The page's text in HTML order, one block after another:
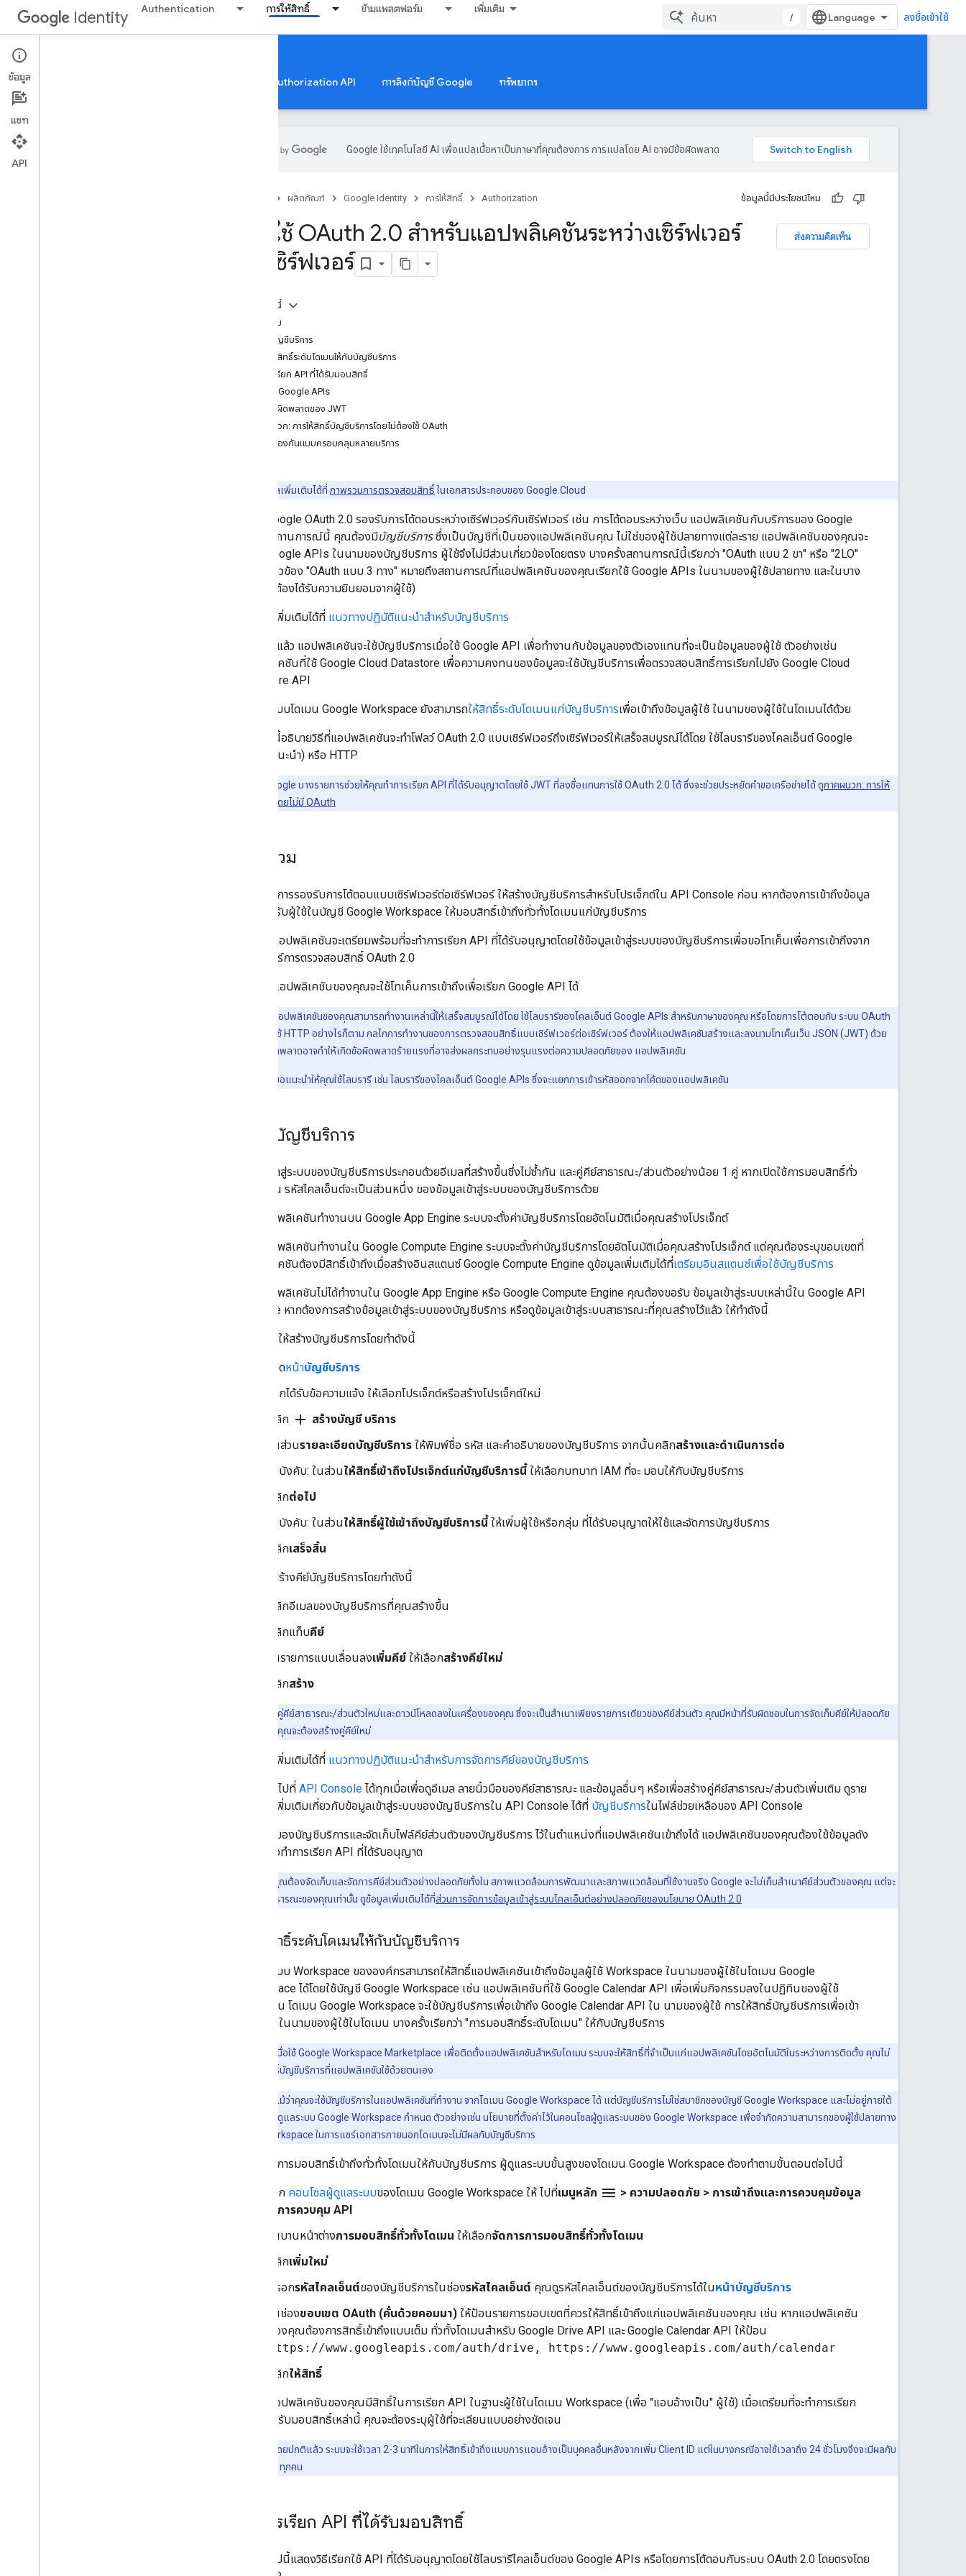
Identity Authentication การให้สิทธิ์ ข้ามแพลตฟอร์ม เพิ่มเติม
/ ลงชื่อเข้าใช้
Authorization
การให้สิทธิ์บัญชี Google การยืนยันแอปเพื่อใช้ Google Authorization API การลิงก์บัญชี Google ทรัพยากร
Google ใช้เทคโนโลยี AI เพื่อแปลเนื้อหาเป็นภาษาที่คุณต้องการ การแปลโดย AI อาจมีข้อผิดพลาด
ผลิตภัณฑ์ Google Identity การให้สิทธิ์ Authorization ข้อมูลนี้มีประโยชน์ไหม
ส่งความคิดเห็น
การใช้ OAuth 2.0 สำหรับแอปพลิเคชันระหว่างเซิร์ฟเวอร์
กับเซิร์ฟเวอร์
ในหน้านี้
ภาพรวม
สร้างบัญชีบริการ
มอบสิทธิ์ระดับโดเมนให้กับบัญชีบริการ
ทำการเรียก API ที่ได้รับมอบสิทธิ์
เรียกใช้ Google APIs
รหัสข้อผิดพลาดของ JWT
ภาคผนวก: การให้สิทธิ์บัญชีบริการโดยไม่ต้องใช้ OAuth
ใช้การป้องกันแบบครอบคลุมหลายบริการ
ดูข้อมูลเพิ่มเติมได้ที่ ภาพรวมการตรวจสอบสิทธิ์ ในเอกสารประกอบของ Google Cloud
ระบบ Google OAuth 2.0 รองรับการโต้ตอบระหว่างเซิร์ฟเวอร์กับเซิร์ฟเวอร์ เช่น การโต้ตอบระหว่างเว็บ แอปพลิเคชันกับบริการของ Google
สำหรับสถานการณ์นี้ คุณต้องมีบัญชีบริการซึ่งเป็นบัญชีที่เป็นของแอปพลิเคชันคุณ ไม่ใช่ของผู้ใช้ปลายทางแต่ละราย แอปพลิเคชันของคุณจะ
เรียก Google APIs ในนามของบัญชีบริการ ผู้ใช้จึงไม่มีส่วนเกี่ยวข้องโดยตรง บางครั้งสถานการณ์นี้เรียกว่า "OAuth แบบ 2 ขา" หรือ "2LO"
(คำที่เกี่ยวข้อง "OAuth แบบ 3 ทาง" หมายถึงสถานการณ์ที่แอปพลิเคชันของคุณเรียกใช้ Google APIs ในนามของผู้ใช้ปลายทาง และในบาง
ครั้งอาจต้องได้รับความยินยอมจากผู้ใช้)
ดูข้อมูลเพิ่มเติมได้ที่ แนวทางปฏิบัติแนะนำสำหรับบัญชีบริการ
โดยปกติแล้ว แอปพลิเคชันจะใช้บัญชีบริการเมื่อใช้ Google API เพื่อทำงานกับข้อมูลของตัวเองแทนที่จะเป็นข้อมูลของผู้ใช้ ตัวอย่างเช่น
แอปพลิเคชันที่ใช้ Google Cloud Datastore เพื่อความคงทนของข้อมูลจะใช้บัญชีบริการเพื่อตรวจสอบสิทธิ์การเรียกไปยัง Google Cloud
Datastore API
ผู้ดูแลระบบโดเมน Google Workspace ยังสามารถให้สิทธิ์ระดับโดเมนแก่บัญชีบริการเพื่อเข้าถึงข้อมูลผู้ใช้ ในนามของผู้ใช้ในโดเมนได้ด้วย
เอกสารนี้อธิบายวิธีที่แอปพลิเคชันจะทำโฟลว์ OAuth 2.0 แบบเซิร์ฟเวอร์ถึงเซิร์ฟเวอร์ให้เสร็จสมบูรณ์ได้โดย ใช้ไลบรารีของไคลเอ็นต์ Google
APIs (แนะนํา) หรือ HTTP
API ของ Google บางรายการช่วยให้คุณทำการเรียก API ที่ได้รับอนุญาตโดยใช้ JWT ที่ลงชื่อแทนการใช้ OAuth 2.0 ได้ ซึ่งจะช่วยประหยัดคำขอเครือข่ายได้ ดูภาคผนวก: การให้
สิทธิ์บัญชีบริการโดยไม่มี OAuth
ภาพรวม
หากต้องการรองรับการโต้ตอบแบบเซิร์ฟเวอร์ต่อเซิร์ฟเวอร์ ให้สร้างบัญชีบริการสำหรับโปรเจ็กต์ใน API Console ก่อน หากต้องการเข้าถึงข้อมูล
ผู้ใช้สำหรับผู้ใช้ในบัญชี Google Workspace ให้มอบสิทธิ์เข้าถึงทั่วทั้งโดเมนแก่บัญชีบริการ
จากนั้นแอปพลิเคชันจะเตรียมพร้อมที่จะทำการเรียก API ที่ได้รับอนุญาตโดยใช้ข้อมูลเข้าสู่ระบบของบัญชีบริการเพื่อขอโทเค็นเพื่อการเข้าถึงจาก
เซิร์ฟเวอร์การตรวจสอบสิทธิ์ OAuth 2.0
สุดท้าย แอปพลิเคชันของคุณจะใช้โทเค็นการเข้าถึงเพื่อเรียก Google API ได้
แอปพลิเคชันของคุณสามารถทำงานเหล่านี้ให้เสร็จสมบูรณ์ได้โดย ใช้ไลบรารีของไคลเอ็นต์ Google APIs สำหรับภาษาของคุณ หรือโดยการโต้ตอบกับ ระบบ OAuth
2.0 โดยตรงโดยใช้ HTTP อย่างไรก็ตาม กลไกการทำงานของการตรวจสอบสิทธิ์แบบเซิร์ฟเวอร์ต่อเซิร์ฟเวอร์ ต้องให้แอปพลิเคชันสร้างและลงนามโทเค็นเว็บ JSON (JWT) ด้วย
การเข้ารหัส ข้อผิดพลาดอาจทำให้เกิดข้อผิดพลาดร้ายแรงที่อาจส่งผลกระทบอย่างรุนแรงต่อความปลอดภัยของ แอปพลิเคชัน
ด้วยเหตุนี้ เราจึงขอแนะนำให้คุณใช้ไลบรารี เช่น ไลบรารีของไคลเอ็นต์ Google APIs ซึ่งจะแยกการเข้ารหัสออกจากโค้ดของแอปพลิเคชัน
สร้างบัญชีบริการ
ข้อมูลเข้าสู่ระบบของบัญชีบริการประกอบด้วยอีเมลที่สร้างขึ้นซึ่งไม่ซ้ำกัน และคู่คีย์สาธารณะ/ส่วนตัวอย่างน้อย 1 คู่ หากเปิดใช้การมอบสิทธิ์ทั่ว
ทั้งโดเมน รหัสไคลเอ็นต์จะเป็นส่วนหนึ่ง ของข้อมูลเข้าสู่ระบบของบัญชีบริการด้วย
หากแอปพลิเคชันทำงานบน Google App Engine ระบบจะตั้งค่าบัญชีบริการโดยอัตโนมัติเมื่อคุณสร้างโปรเจ็กต์
หากแอปพลิเคชันทำงานใน Google Compute Engine ระบบจะตั้งค่าบัญชีบริการโดยอัตโนมัติเมื่อคุณสร้างโปรเจ็กต์ แต่คุณต้องระบุขอบเขตที่
แอปพลิเคชันต้องมีสิทธิ์เข้าถึงเมื่อสร้างอินสแตนซ์ Google Compute Engine ดูข้อมูลเพิ่มเติมได้ที่เตรียมอินสแตนซ์เพื่อใช้บัญชีบริการ
หากแอปพลิเคชันไม่ได้ทำงานใน Google App Engine หรือ Google Compute Engine คุณต้องขอรับ ข้อมูลเข้าสู่ระบบเหล่านี้ใน Google API
Console หากต้องการสร้างข้อมูลเข้าสู่ระบบของบัญชีบริการ หรือดูข้อมูลเข้าสู่ระบบสาธารณะที่คุณสร้างไว้แล้ว ให้ทำดังนี้
ก่อนอื่น ให้สร้างบัญชีบริการโดยทำดังนี้
เปิดหน้าบัญชีบริการ
หากได้รับข้อความแจ้ง ให้เลือกโปรเจ็กต์หรือสร้างโปรเจ็กต์ใหม่
คลิก add สร้างบัญชี บริการ
ในส่วนรายละเอียดบัญชีบริการ ให้พิมพ์ชื่อ รหัส และคำอธิบายของบัญชีบริการ จากนั้นคลิกสร้างและดำเนินการต่อ
ไม่บังคับ: ในส่วนให้สิทธิ์เข้าถึงโปรเจ็กต์แก่บัญชีบริการนี้ ให้เลือกบทบาท IAM ที่จะ มอบให้กับบัญชีบริการ
คลิกต่อไป
ไม่บังคับ: ในส่วนให้สิทธิ์ผู้ใช้เข้าถึงบัญชีบริการนี้ ให้เพิ่มผู้ใช้หรือกลุ่ม ที่ได้รับอนุญาตให้ใช้และจัดการบัญชีบริการ
คลิกเสร็จสิ้น
จากนั้นสร้างคีย์บัญชีบริการโดยทำดังนี้
คลิกอีเมลของบัญชีบริการที่คุณสร้างขึ้น
คลิกแท็บคีย์
ในรายการแบบเลื่อนลงเพิ่มคีย์ ให้เลือกสร้างคีย์ใหม่
คลิกสร้าง
ระบบจะสร้างคู่คีย์สาธารณะ/ส่วนตัวใหม่และดาวน์โหลดลงในเครื่องของคุณ ซึ่งจะเป็นสำเนาเพียงรายการเดียวของคีย์ส่วนตัว คุณมีหน้าที่รับผิดชอบในการจัดเก็บคีย์ให้ปลอดภัย
หากทำคู่คีย์นี้หาย คุณจะต้องสร้างคู่คีย์ใหม่
ดูข้อมูลเพิ่มเติมได้ที่ แนวทางปฏิบัติแนะนำสำหรับการจัดการคีย์ของบัญชีบริการ
คุณกลับไปที่ API Console ได้ทุกเมื่อเพื่อดูอีเมล ลายนิ้วมือของคีย์สาธารณะ และข้อมูลอื่นๆ หรือเพื่อสร้างคู่คีย์สาธารณะ/ส่วนตัวเพิ่มเติม ดูราย
ละเอียดเพิ่มเติมเกี่ยวกับข้อมูลเข้าสู่ระบบของบัญชีบริการใน API Console ได้ที่ บัญชีบริการในไฟล์ช่วยเหลือของ API Console
จดอีเมลของบัญชีบริการและจัดเก็บไฟล์คีย์ส่วนตัวของบัญชีบริการ ไว้ในตำแหน่งที่แอปพลิเคชันเข้าถึงได้ แอปพลิเคชันของคุณต้องใช้ข้อมูลดัง
กล่าวเพื่อทำการเรียก API ที่ได้รับอนุญาต
คุณต้องจัดเก็บและจัดการคีย์ส่วนตัวอย่างปลอดภัยทั้งใน สภาพแวดล้อมการพัฒนาและสภาพแวดล้อมที่ใช้งานจริง Google จะไม่เก็บสำเนาคีย์ส่วนตัวของคุณ แต่จะ
เก็บเฉพาะ คีย์สาธารณะของคุณเท่านั้น ดูข้อมูลเพิ่มเติมได้ที่ส่วนการจัดการข้อมูลเข้าสู่ระบบไคลเอ็นต์อย่างปลอดภัยของนโยบาย OAuth 2.0
มอบสิทธิ์ระดับโดเมนให้กับบัญชีบริการ
ผู้ดูแลระบบ Workspace ขององค์กรสามารถให้สิทธิ์แอปพลิเคชันเข้าถึงข้อมูลผู้ใช้ Workspace ในนามของผู้ใช้ในโดเมน Google
Workspace ได้โดยใช้บัญชี Google Workspace เช่น แอปพลิเคชันที่ใช้ Google Calendar API เพื่อเพิ่มกิจกรรมลงในปฏิทินของผู้ใช้
ทั้งหมดใน โดเมน Google Workspace จะใช้บัญชีบริการเพื่อเข้าถึง Google Calendar API ใน นามของผู้ใช้ การให้สิทธิ์บัญชีบริการเพื่อเข้า
ถึงข้อมูลในนามของผู้ใช้ในโดเมน บางครั้งเรียกว่า "การมอบสิทธิ์ระดับโดเมน" ให้กับบัญชีบริการ
เมื่อใช้ Google Workspace Marketplace เพื่อติดตั้งแอปพลิเคชันสำหรับโดเมน ระบบจะให้สิทธิ์ที่จำเป็นแก่แอปพลิเคชันโดยอัตโนมัติในระหว่างการติดตั้ง คุณไม่
จำเป็นต้องให้สิทธิ์บัญชีบริการที่แอปพลิเคชันใช้ด้วยตนเอง
แม้ว่าคุณจะใช้บัญชีบริการในแอปพลิเคชันที่ทำงาน จากโดเมน Google Workspace ได้ แต่บัญชีบริการไม่ใช่สมาชิกของบัญชี Google Workspace และไม่อยู่ภายใต้
นโยบายโดเมนที่ผู้ดูแลระบบ Google Workspace กำหนด ตัวอย่างเช่น นโยบายที่ตั้งค่าไว้ในคอนโซลผู้ดูแลระบบของ Google Workspace เพื่อจำกัดความสามารถของผู้ใช้ปลายทาง
ของ Google Workspace ในการแชร์เอกสารภายนอกโดเมนจะไม่มีผลกับบัญชีบริการ
หากต้องการมอบสิทธิ์เข้าถึงทั่วทั้งโดเมนให้กับบัญชีบริการ ผู้ดูแลระบบขั้นสูงของโดเมน Google Workspace ต้องทำตามขั้นตอนต่อไปนี้
จาก คอนโซลผู้ดูแลระบบของโดเมน Google Workspace ให้ ไปที่เมนูหลัก menu > ความปลอดภัย > การเข้าถึงและการควบคุมข้อมูล
> การควบคุม API
ในบานหน้าต่างการมอบสิทธิ์ทั่วทั้งโดเมน ให้เลือกจัดการการมอบสิทธิ์ทั่วทั้งโดเมน
คลิกเพิ่มใหม่
กรอกรหัสไคลเอ็นต์ของบัญชีบริการในช่องรหัสไคลเอ็นต์ คุณดูรหัสไคลเอ็นต์ของบัญชีบริการได้ในหน้าบัญชีบริการ
ในช่องขอบเขต OAuth (คั่นด้วยคอมมา) ให้ป้อนรายการขอบเขตที่ควรให้สิทธิ์เข้าถึงแก่แอปพลิเคชันของคุณ เช่น หากแอปพลิเคชัน
ของคุณต้องการสิทธิ์เข้าถึงแบบเต็ม ทั่วทั้งโดเมนสำหรับ Google Drive API และ Google Calendar API ให้ป้อน
https://www.googleapis.com/auth/drive, https://www.googleapis.com/auth/calendar
คลิกให้สิทธิ์
ตอนนี้แอปพลิเคชันของคุณมีสิทธิ์ในการเรียก API ในฐานะผู้ใช้ในโดเมน Workspace (เพื่อ "แอบอ้างเป็น" ผู้ใช้) เมื่อเตรียมที่จะทำการเรียก
API ที่ได้รับมอบสิทธิ์เหล่านี้ คุณจะต้องระบุผู้ใช้ที่จะเลียนแบบอย่างชัดเจน
โดยปกติแล้ว ระบบจะใช้เวลา 2-3 นาทีในการให้สิทธิ์เข้าถึงแบบการแอบอ้างเป็นบุคคลอื่นหลังจากเพิ่ม Client ID แต่ในบางกรณีอาจใช้เวลาถึง 24 ชั่วโมงจึงจะมีผลกับ
ผู้ใช้บัญชี Google ทุกคน
ทำการเรียก API ที่ได้รับมอบสิทธิ์
ส่วนต่อไปนี้แสดงวิธีเรียกใช้ API ที่ได้รับอนุญาตโดยใช้ไลบรารีไคลเอ็นต์ของ Google APIs หรือโดยการโต้ตอบกับระบบ OAuth 2.0 โดยตรงโดย
ข้อมูล
แชท
API